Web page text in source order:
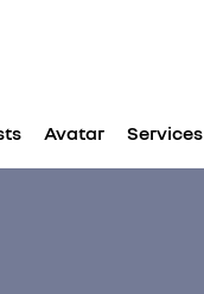
Avatar Services